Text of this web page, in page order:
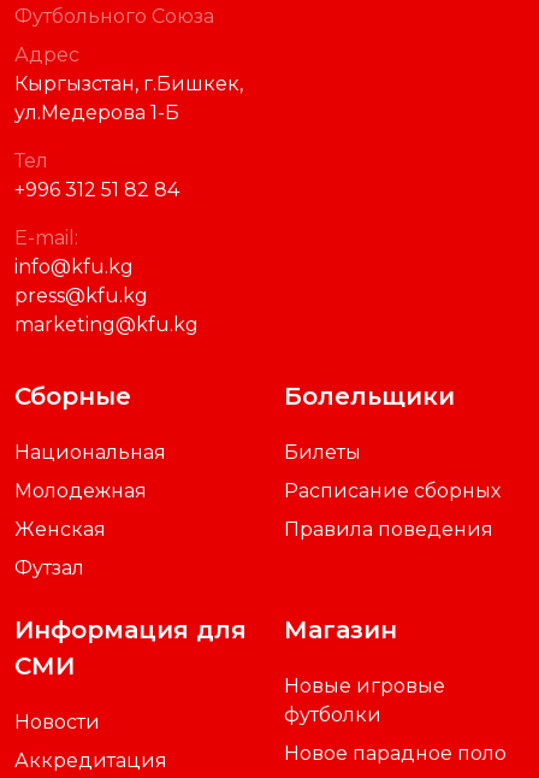
Футбольного Союза
Адрес
Кыргызстан, г.Бишкек,
ул.Медерова 1-Б
Тел
+996 312 51 82 84
E-mail:
info@kfu.kg
press@kfu.kg
marketing@kfu.kg
Сборные
Национальная
Молодежная
Женская
Футзал
Болельщики
Билеты
Расписание сборных
Правила поведения
Информация для
СМИ
Новости
Аккредитация
Магазин
Новые игровые
футболки
Новое парадное поло